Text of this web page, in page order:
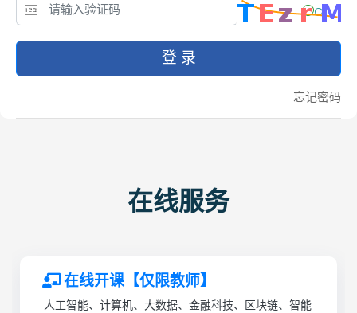
登 录
忘记密码
在线服务
在线开课【仅限教师】
人工智能、计算机、大数据、金融科技、区块链、智能